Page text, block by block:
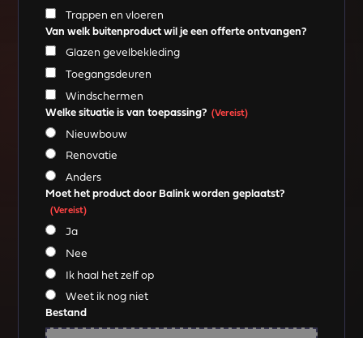
Trappen en vloeren
Van welk buitenproduct wil je een offerte ontvangen?
Glazen gevelbekleding
Toegangsdeuren
Windschermen
Welke situatie is van toepassing? (Vereist)
Nieuwbouw
Renovatie
Anders
Moet het product door Balink worden geplaatst?
(Vereist)
Ja
Nee
Ik haal het zelf op
Weet ik nog niet
Bestand